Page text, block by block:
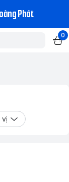
Phát
0
vị